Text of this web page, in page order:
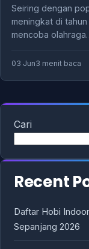
Seiring dengan
meningkat di
mencoba
03 Jun3 menit baca
Cari
Recent
Daftar Hobi
Sepanjang 2026